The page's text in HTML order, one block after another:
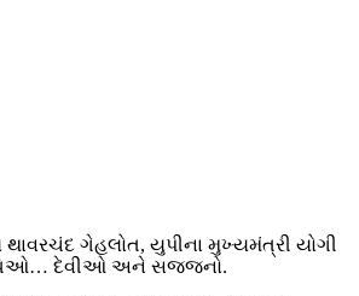
ગેહલોત, યુપીના મુખ્યમંત્રી યોગી
દેવીઓ અને સજ્જનો.